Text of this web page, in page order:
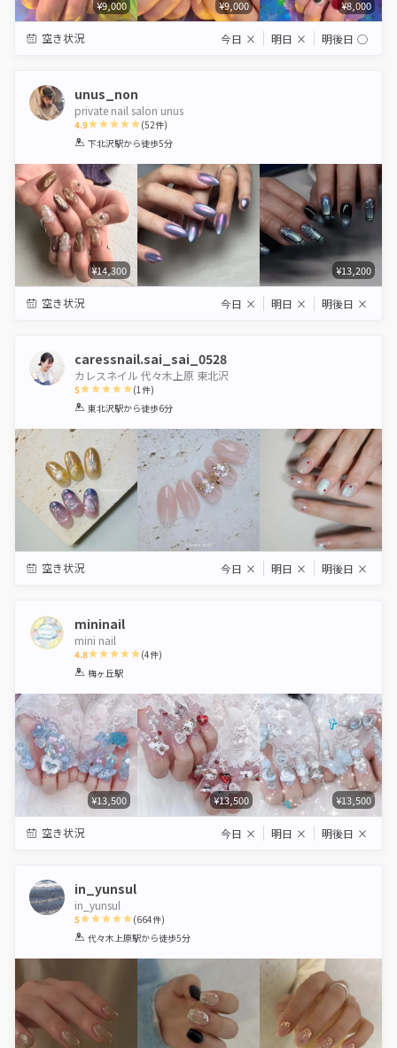
¥9,000 ¥9,000 ¥8,000
空き状況 今日 × 明日 × 明後日 ◯
unus_non
private nail salon unus
4.9
1 2 3 4 5
(52件)
下北沢駅から徒歩5分
¥14,300 ¥13,200
空き状況 今日 × 明日 × 明後日 ×
caressnail.sai_sai_0528
カレスネイル 代々木上原 東北沢
5
1 2 3 4 5
(1件)
東北沢駅から徒歩6分
空き状況 今日 × 明日 × 明後日 ×
mininail
mini nail
4.8
1 2 3 4
(4件)
梅ヶ丘駅
¥13,500 ¥13,500 ¥13,500
空き状況 今日 × 明日 × 明後日 ×
in_yunsul
in_yunsul
5
1 2 3 4 5
(664件)
代々木上原駅から徒歩5分